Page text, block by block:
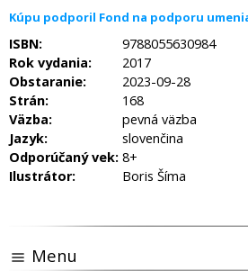
Kúpu podporil Fond na podporu
ISBN:
9788055630984
Rok vydania:
2017
Obstaranie:
2023-09-28
Strán:
168
Väzba:
pevná väzba
Jazyk:
slovenčina
Odporúčaný vek: 8+
Ilustrátor:
Boris Šíma
Menu